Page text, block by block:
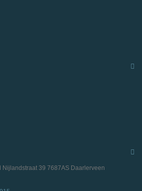
Nijlandstraat 39 7687AS Daarlerveen